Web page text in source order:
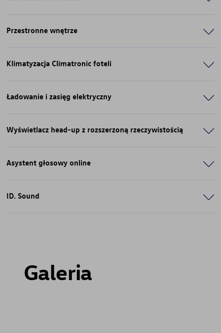
Przestronne wnętrze
Klimatyzacja Climatronic foteli
Ładowanie i zasięg elektryczny
Wyświetlacz head-up z rozszerzoną rzeczywistością
Asystent głosowy online
ID. Sound
Galeria